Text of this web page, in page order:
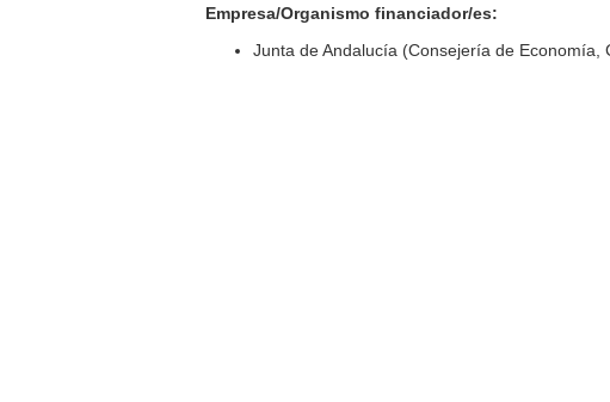
Empresa/Organismo financiador/es:
Junta de Andalucía (Consejería de Economía,